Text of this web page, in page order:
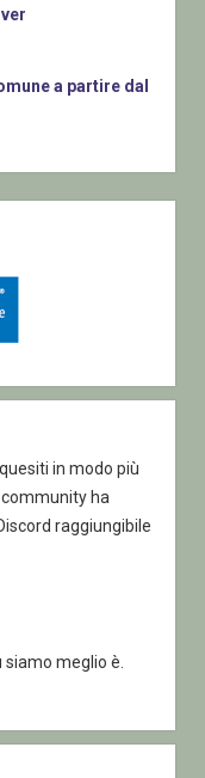
a partire dal
in modo più
ha
raggiungibile
siamo meglio è.